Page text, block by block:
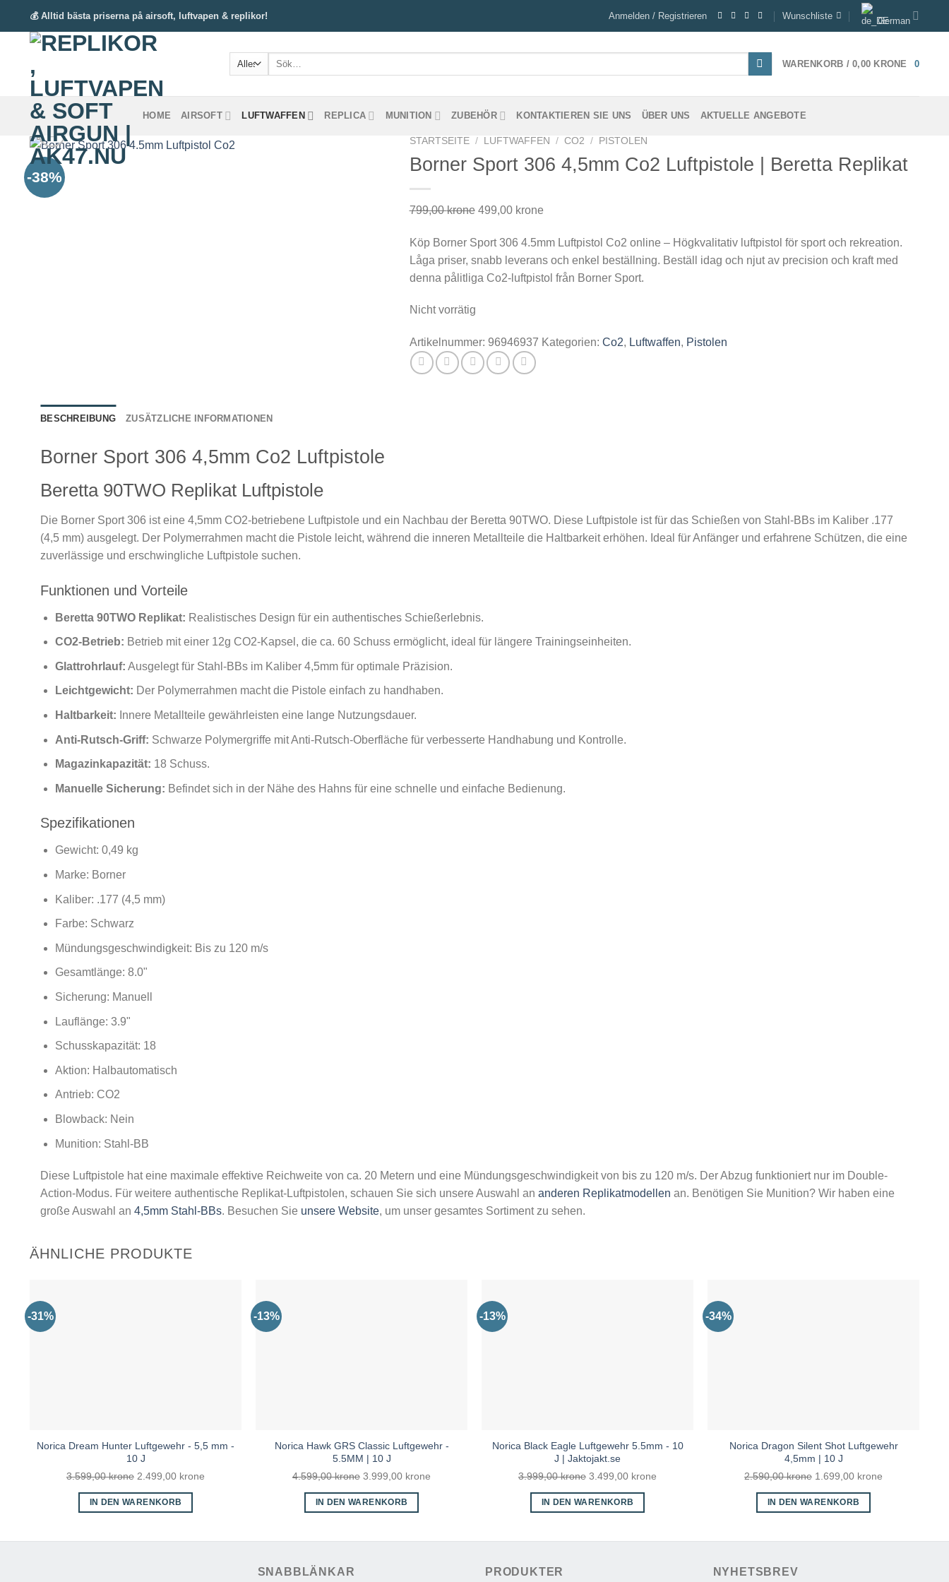
springen
💰 Alltid bästa priserna på airsoft, luftvapen & replikor! Anmelden / Registrieren Wunschliste German
Suche
WARENKORB /0,00 KRONE 0
HOME AIRSOFT LUFTWAFFEN REPLICA MUNITION ZUBEHÖR KONTAKTIEREN SIE UNS ÜBER UNS AKTUELLE ANGEBOTE
-38%
STARTSEITE / LUFTWAFFEN / CO2 / PISTOLEN
Borner Sport 306 4,5mm Co2 Luftpistole | Beretta Replikat
799,00krone Ursprünglicher
war:
799,00 kr
499,00 kroneAktueller
ist:
499,00 kr.
Köp Borner Sport 306 4.5mm Luftpistol Co2 online – Högkvalitativ luftpistol för sport och rekreation.
Låga priser, snabb leverans och enkel beställning. Beställ idag och njut av precision och kraft med
denna pålitliga Co2-luftpistol från Borner Sport.
Nicht vorrätig
Artikelnummer: 96946937 Kategorien: Co2, Luftwaffen, Pistolen
BESCHREIBUNG ZUSÄTZLICHE INFORMATIONEN
Borner Sport 306 4,5mm Co2 Luftpistole
Beretta 90TWO Replikat Luftpistole
Die Borner Sport 306 ist eine 4,5mm CO2-betriebene Luftpistole und ein Nachbau der Beretta 90TWO. Diese Luftpistole ist für das Schießen von Stahl-BBs im Kaliber .177
(4,5 mm) ausgelegt. Der Polymerrahmen macht die Pistole leicht, während die inneren Metallteile die Haltbarkeit erhöhen. Ideal für Anfänger und erfahrene Schützen, die eine
zuverlässige und erschwingliche Luftpistole suchen.
Funktionen und Vorteile
Beretta 90TWO Replikat: Realistisches Design für ein authentisches Schießerlebnis.
CO2-Betrieb: Betrieb mit einer 12g CO2-Kapsel, die ca. 60 Schuss ermöglicht, ideal für längere Trainingseinheiten.
Glattrohrlauf: Ausgelegt für Stahl-BBs im Kaliber 4,5mm für optimale Präzision.
Leichtgewicht: Der Polymerrahmen macht die Pistole einfach zu handhaben.
Haltbarkeit: Innere Metallteile gewährleisten eine lange Nutzungsdauer.
Anti-Rutsch-Griff: Schwarze Polymergriffe mit Anti-Rutsch-Oberfläche für verbesserte Handhabung und Kontrolle.
Magazinkapazität: 18 Schuss.
Manuelle Sicherung: Befindet sich in der Nähe des Hahns für eine schnelle und einfache Bedienung.
Spezifikationen
Gewicht: 0,49 kg
Marke: Borner
Kaliber: .177 (4,5 mm)
Farbe: Schwarz
Mündungsgeschwindigkeit: Bis zu 120 m/s
Gesamtlänge: 8.0"
Sicherung: Manuell
Lauflänge: 3.9"
Schusskapazität: 18
Aktion: Halbautomatisch
Antrieb: CO2
Blowback: Nein
Munition: Stahl-BB
Diese Luftpistole hat eine maximale effektive Reichweite von ca. 20 Metern und eine Mündungsgeschwindigkeit von bis zu 120 m/s. Der Abzug funktioniert nur im Double-
Action-Modus. Für weitere authentische Replikat-Luftpistolen, schauen Sie sich unsere Auswahl an anderen Replikatmodellen an. Benötigen Sie Munition? Wir haben eine
große Auswahl an 4,5mm Stahl-BBs. Besuchen Sie unsere Website, um unser gesamtes Sortiment zu sehen.
ÄHNLICHE PRODUKTE
-31%
Norica Dream Hunter Luftgewehr - 5,5 mm -
10 J
3.599,00krone Ursprünglicher
Preis
war:
2.499,00 krone
IN DEN WARENKORB
-13%
Norica Hawk GRS Classic Luftgewehr -
5.5MM | 10 J
4.599,00krone Ursprünglicher
Preis
war:
3.999,00 krone
IN DEN WARENKORB
-13%
Norica Black Eagle Luftgewehr 5.5mm - 10
J | Jaktojakt.se
3.999,00krone Ursprünglicher
Preis
war:
3.499,00 krone
IN DEN WARENKORB
-34%
Norica Dragon Silent Shot Luftgewehr
4,5mm | 10 J
2.590,00krone Ursprünglicher
Preis
war:
1.699,00 krone
IN DEN WARENKORB
SNABBLÄNKAR PRODUKTER NYHETSBREV